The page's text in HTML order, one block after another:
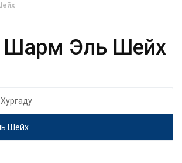
Шарм Эль Шейх
Шейх